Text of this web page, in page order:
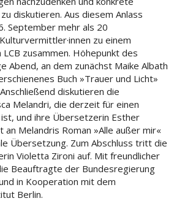
diskutieren. Aus diesem Anlass
September mehr als 20
zu einem
zusammen. Höhepunkt des
Abend, an dem zunächst Maike Albath
Buch »Trauer und Licht»
diskutieren die
Melandri, die derzeit für einen
und ihre Übersetzerin Esther
an Melandris Roman »Alle außer mir«
Übersetzung. Zum Abschluss tritt die
Violetta Zironi auf. Mit freundlicher
Beauftragte der Bundesregierung
in Kooperation mit dem
Berlin.